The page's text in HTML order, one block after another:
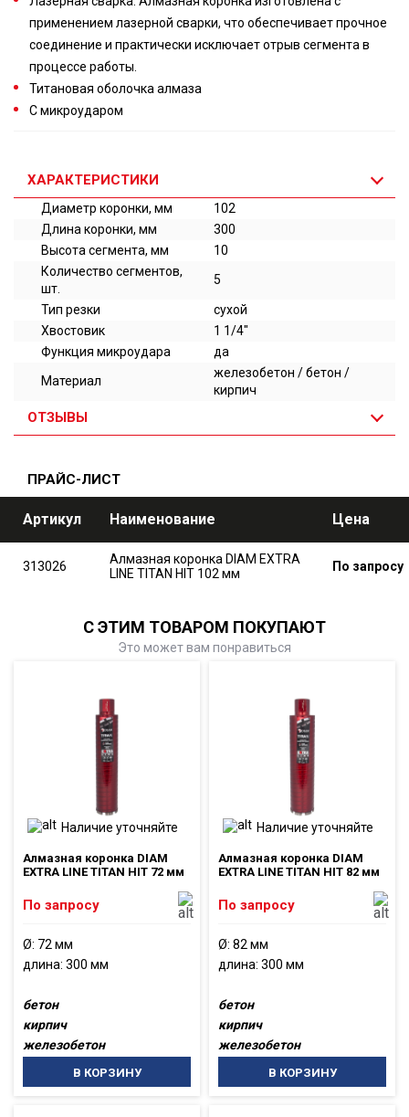
применением лазерной сварки, что обеспечивает прочное
соединение и практически исключает отрыв сегмента в
процессе работы.
Титановая оболочка алмаза
С микроударом
ХАРАКТЕРИСТИКИ
Диаметр коронки, мм
102
Длина коронки, мм
300
Высота сегмента, мм
10
Количество сегментов,
шт.
5
Тип резки
сухой
Хвостовик
1 1/4"
Функция микроудара
да
Материал
железобетон / бетон /
кирпич
ОТЗЫВЫ
ПРАЙС-ЛИСТ
Артикул Наименование Цена
313026
Алмазная коронка DIAM EXTRA
LINE TITAN HIT 102 мм
По запросу
С ЭТИМ ТОВАРОМ ПОКУПАЮТ
Это может вам понравиться
Наличие уточняйте
Алмазная коронка DIAM
EXTRA LINE TITAN HIT 72 мм
По запросу
Ø: 72 мм
длина: 300 мм
бетон
кирпич
железобетон
В КОРЗИНУ
Наличие уточняйте
Алмазная коронка DIAM
EXTRA LINE TITAN HIT 82 мм
По запросу
Ø: 82 мм
длина: 300 мм
бетон
кирпич
железобетон
В КОРЗИНУ